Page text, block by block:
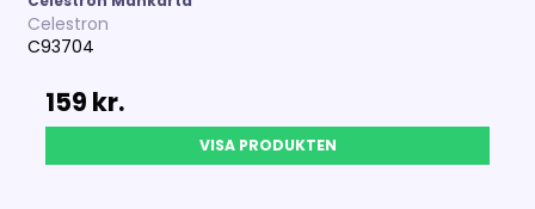
Celestron
C93704
159 kr.
VISA PRODUKTEN